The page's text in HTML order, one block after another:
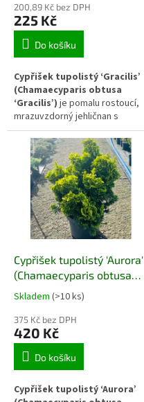
200,89 Kč bez DPH
225 Kč
Do košíku
Cypřišek tupolistý ‘Gracilis’
(Chamaecyparis obtusa
‘Gracilis’) je pomalu rostoucí,
mrazuvzdorný jehličnan s
pravidelným kuželovitým
tvarem a jemně lesklými
větvičkami. Díky vyrovnanému
habitu a klidnému projevu se
uplatňuje v menších zahradách,
japonských kompozicích i jako
elegantní solitér.
Cypřišek tupolistý 'Aurora'
(Chamaecyparis obtusa
'Aurora')
Skladem (>10 ks)
375 Kč bez DPH
420 Kč
Do košíku
Cypřišek tupolistý ‘Aurora’